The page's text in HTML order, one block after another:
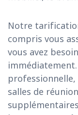
Notre
compris vous
vous avez
salles de